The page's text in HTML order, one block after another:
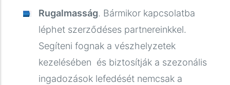
Rugalmasság. Bármikor kapcsolatba
léphet szerződéses partnereinkkel.
Segíteni fognak a vészhelyzetek
kezelésében és biztosítják a szezonális
ingadozások lefedését nemcsak a